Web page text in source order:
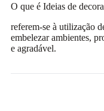
O que é Ideias de
referem-se à utilização
embelezar ambientes,
e agradável.